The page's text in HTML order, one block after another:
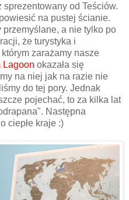
od Teściów.
na pustej ścianie.
przemyślane, a nie tylko po
że turystyka i
zarażamy nasze
Lagoon okazała się
na niej jak na razie nie
do tej pory. Jednak
pojechać, to za kilka lat
Następna
ciepłe kraje :)